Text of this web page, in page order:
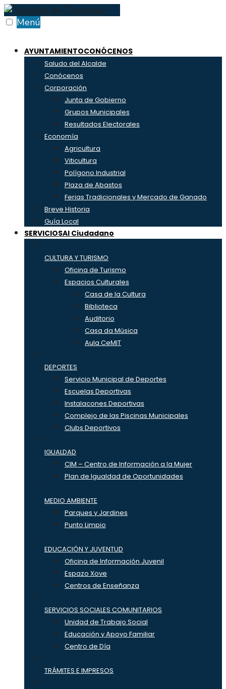
Skip
to Menú
AYUNTAMIENTOCONÓCENOS
Saludo del Alcalde
Conócenos
Corporación
Junta de Gobierno
Grupos Municipales
Resultados Electorales
Economía
Agricultura
Viticultura
Polígono Industrial
Plaza de Abastos
Ferias Tradicionales y Mercado de Ganado
Breve Historia
Guía Local
SERVICIOSAl Ciudadano
CULTURA Y TURISMO
Oficina de Turismo
Espacios Culturales
Casa de la Cultura
Biblioteca
Auditorio
Casa da Música
Aula CeMIT
DEPORTES
Servicio Municipal de Deportes
Escuelas Deportivas
Instalacones Deportivas
Complejo de las Piscinas Municipales
Clubs Deportivos
IGUALDAD
CIM – Centro de Información a la Mujer
Plan de Igualdad de Oportunidades
MEDIO AMBIENTE
Parques y Jardines
Punto Limpio
EDUCACIÓN Y JUVENTUD
Oficina de Información Juvenil
Espazo Xove
Centros de Enseñanza
SERVICIOS SOCIALES COMUNITARIOS
Unidad de Trabajo Social
Educación y Apoyo Familiar
Centro de Día
TRÁMITES E IMPRESOS